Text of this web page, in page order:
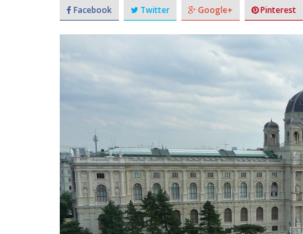
Facebook Twitter Google+ Pinterest